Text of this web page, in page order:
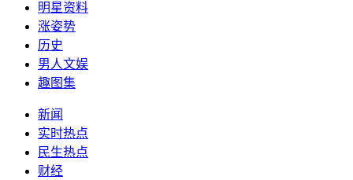
明星资料
涨姿势
历史
男人文娱
趣图集
新闻
实时热点
民生热点
财经